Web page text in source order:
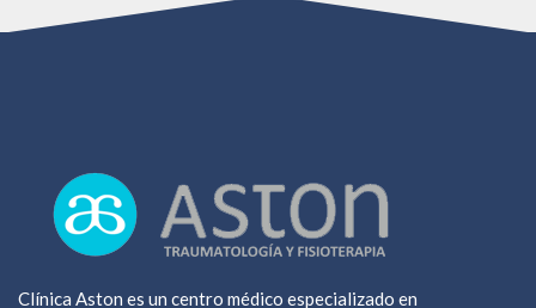
Clínica Aston es un centro médico especializado en